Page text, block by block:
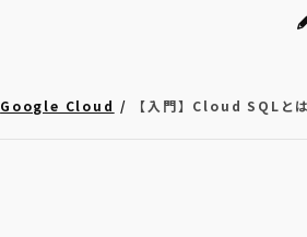
Google Cloud 【入門】Cloud SQLと